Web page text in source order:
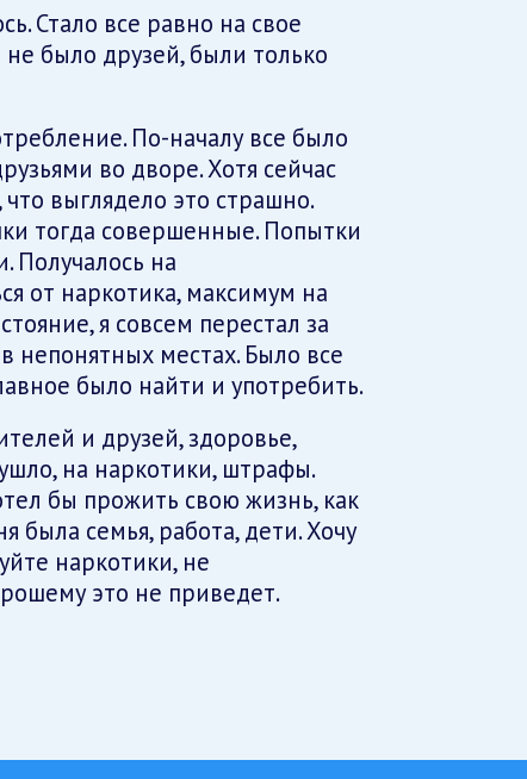
Стало все равно на свое
было друзей, были только
По-началу все было
во дворе. Хотя сейчас
выглядело это страшно.
тогда совершенные. Попытки
Получалось на
от наркотика, максимум на
я совсем перестал за
непонятных местах. Было все
было найти и употребить.
и друзей, здоровье,
на наркотики, штрафы.
бы прожить свою жизнь, как
семья, работа, дети. Хочу
наркотики, не
это не приведет.